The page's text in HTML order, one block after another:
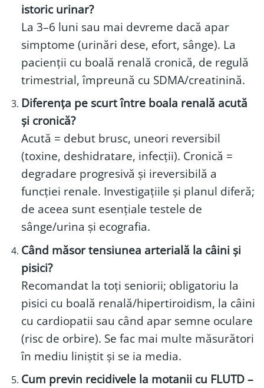
istoric urinar?
La 3–6 luni sau mai devreme dacă apar
simptome (urinări dese, efort, sânge). La
pacienții cu boală renală cronică, de regulă
trimestrial, împreună cu SDMA/creatinină.
Diferența pe scurt între boala renală acută
și cronică?
Acută = debut brusc, uneori reversibil
(toxine, deshidratare, infecții). Cronică =
degradare progresivă și ireversibilă a
funcției renale. Investigațiile și planul diferă;
de aceea sunt esențiale testele de
sânge/urina și ecografia.
Când măsor tensiunea arterială la câini și
pisici?
Recomandat la toți seniorii; obligatoriu la
pisici cu boală renală/hipertiroidism, la câini
cu cardiopatii sau când apar semne oculare
(risc de orbire). Se fac mai multe măsurători
în mediu liniștit și se ia media.
Cum previn recidivele la motanii cu FLUTD –